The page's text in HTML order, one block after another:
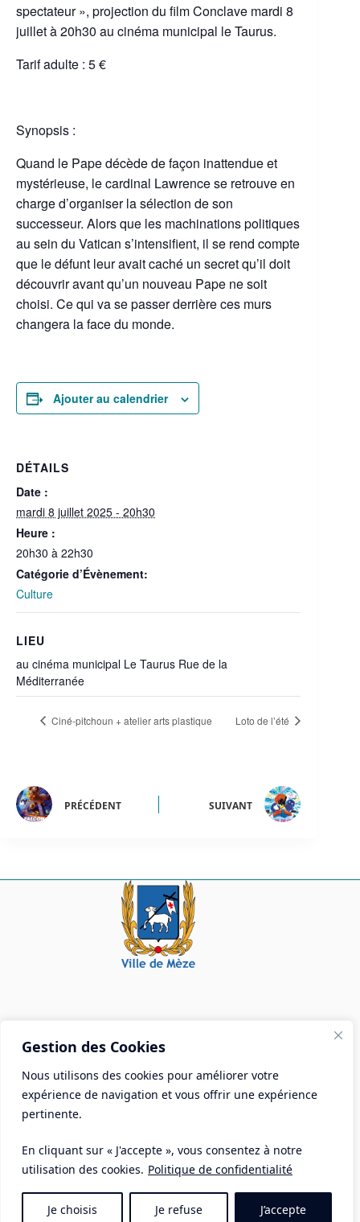
Gestion des Cookies
Nous utilisons des cookies pour améliorer votre
expérience de navigation et vous offrir une expérience
pertinente.
En cliquant sur « J'accepte », vous consentez à notre
utilisation des cookies. Politique de confidentialité
Je choisis Je refuse J’accepte
spectateur », projection du film Conclave mardi 8
juillet à 20h30 au cinéma municipal le Taurus.
Tarif adulte : 5 €
Synopsis :
Quand le Pape décède de façon inattendue et
mystérieuse, le cardinal Lawrence se retrouve en
charge d’organiser la sélection de son
successeur. Alors que les machinations politiques
au sein du Vatican s’intensifient, il se rend compte
que le défunt leur avait caché un secret qu’il doit
découvrir avant qu’un nouveau Pape ne soit
choisi. Ce qui va se passer derrière ces murs
changera la face du monde.
Ajouter au calendrier
DÉTAILS
Date :
mardi 8 juillet 2025 - 20h30
Heure :
20h30 à 22h30
Catégorie d’Évènement:
Culture
LIEU
au cinéma municipal Le Taurus Rue de la
Méditerranée
Ciné-pitchoun + atelier arts plastique Loto de l’été
PRÉCÉDENT SUIVANT
Mairie de Mèze
Place Aristide Briand - BP 28 34140 Mèze
Tél :04 67 18 30 30
Mail :
Mentions Légales